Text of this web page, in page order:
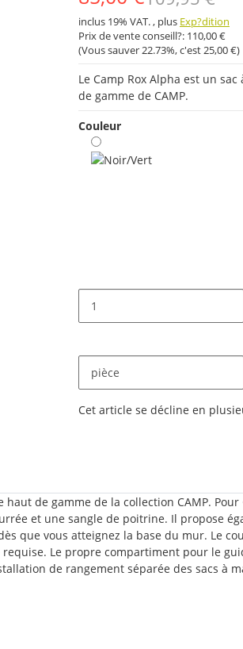
inclus 19% VAT. , plus Exp?dition
Prix ​​de vente conseill?: 110,00 €
(Vous sauver 22.73%, c'est 25,00 €)
Le Camp Rox Alpha est un
de gamme de CAMP.
Couleur
pièce
x
Cet article se décline en
de gamme de la collection CAMP.
et une sangle de poitrine. Il propose
que vous atteignez la base du mur. Le
Le propre compartiment pour le
de rangement séparée des sacs à